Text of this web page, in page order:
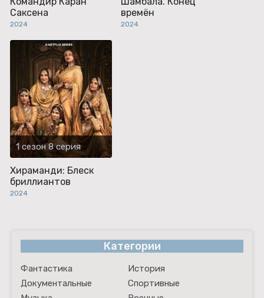
Саксена
2024
времён
2024
1 сезон 8 серия
Хираманди: Блеск
бриллиантов
2024
Категории
Фантастика
История
Документальные
Спортивные